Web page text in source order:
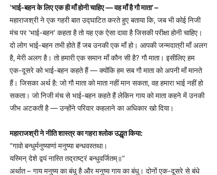
‘भाई-बहन के लिए एक ही माँ होनी चाहिए — वह माँ है गौ माता’ –
महाराजश्री ने एक गहरी बात उद्घाटित करते हुए बताया कि, जब भी कोई निजी
मंच पर ‘भाई-बहन’ कहता है तो यह एक ऐसा दावा है जिसकी परीक्षा होनी चाहिए।
दो लोग भाई-बहन तभी होते हैं जब उनकी एक माँ हो। आपकी जन्मदात्री माँ अलग
है, मेरी अलग है। तो हमारी एक समान माँ कौन सी है? गौ माता। इसीलिए हम
एक-दूसरे को भाई-बहन कहते हैं — क्योंकि हम सब गौ माता को अपनी माँ मानते
हैं। जिसका अर्थ है: जो गौ माता को माता नहीं मान सकता, वह हमारा भाई नहीं हो
सकता। जो निजी मंच से भाई-बहन कहते हैं लेकिन गाय को माता कहने में उनकी
जीभ अटकती है — उन्होंने परिवार कहलाने का अधिकार खो दिया।
महाराजश्री ने नीति शास्त्र का गहरा श्लोक उद्धृत किया:
“गावो बन्धुर्मनुष्याणां मनुष्या बन्धवस्तथा।
यस्मिन् देशे द्वयं नास्ति तद्राष्ट्रं बन्धुवर्जितम्॥”
अर्थात – गाय मनुष्य का बंधु है और मनुष्य गाय का बंधु। दोनों एक-दूसरे से बंधे